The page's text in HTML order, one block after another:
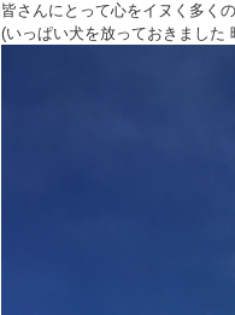
皆さんにとって心をイヌく多く
(いっぱい犬を放っておきました